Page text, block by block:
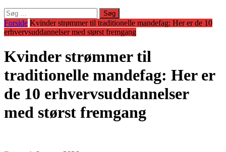
Søg
efter:
Forside Kvinder strømmer til traditionelle mandefag: Her er de 10
erhvervsuddannelser med størst fremgang
Kvinder strømmer til
traditionelle mandefag: Her er
de 10 erhvervsuddannelser
med størst fremgang